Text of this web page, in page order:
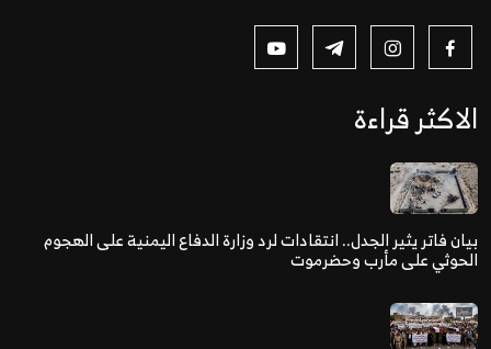
الاكثر قراءة
بيان فاتر يثير الجدل.. انتقادات لرد وزارة الدفاع اليمنية على الهجوم
الحوثي على مأرب وحضرموت